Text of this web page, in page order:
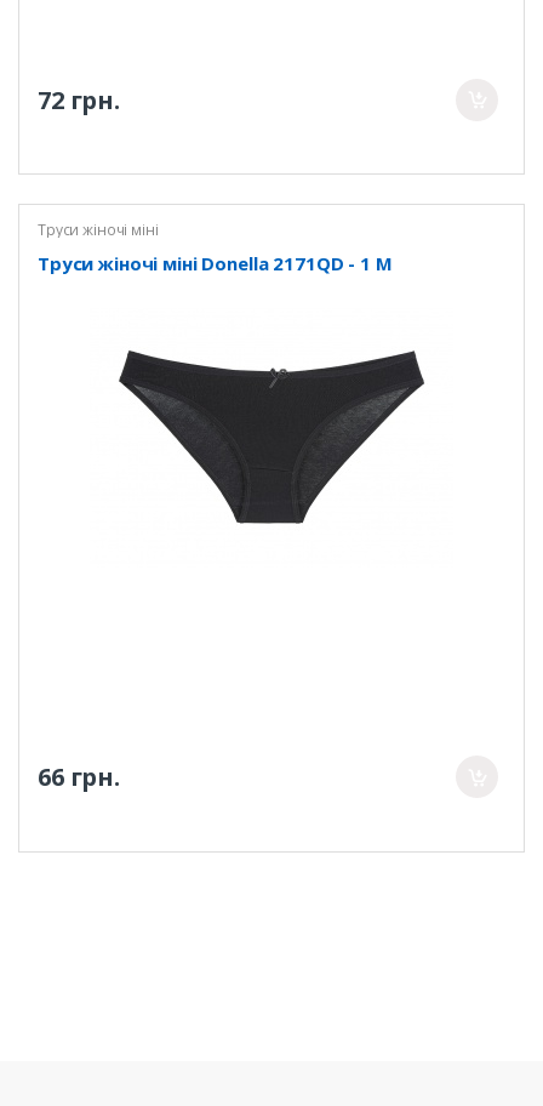
72 грн.
Труси жіночі міні
Труси жіночі міні Donella 2171QD - 1 M
66 грн.